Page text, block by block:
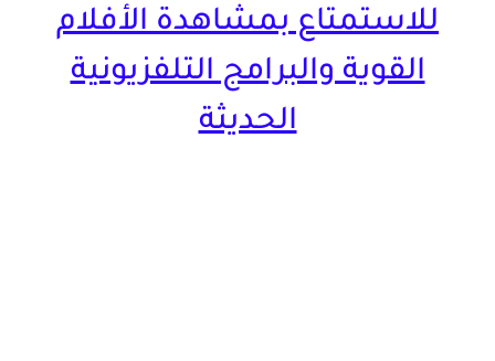
للاستمتاع بمشاهدة الأفلام
القوية والبرامج التلفزيونية
الحديثة